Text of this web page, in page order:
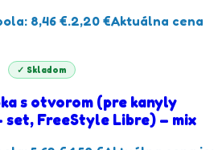
8,46 €.2,20 €Aktuálna cena
✓ Skladom
s otvorom (pre kanyly
set, FreeStyle Libre) – mix